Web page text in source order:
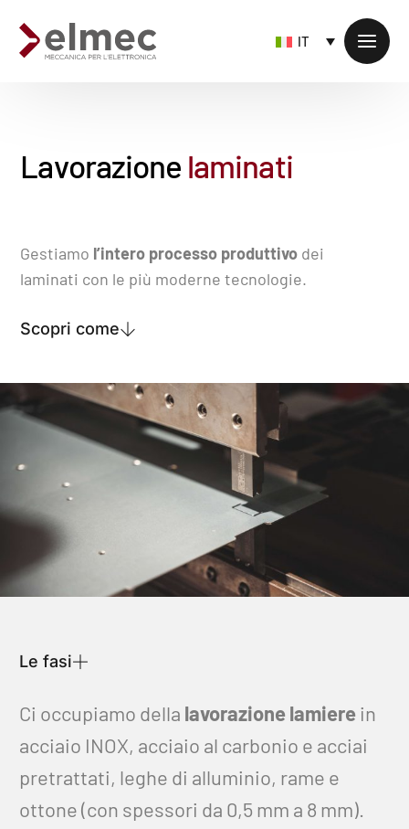
IT
Lavorazione laminati
Gestiamo l’intero processo produttivo dei
laminati con le più moderne tecnologie.
Scopri come
Le fasi
Ci occupiamo della lavorazione lamierein
acciaio INOX, acciaio al carbonio e acciai
pretrattati, leghe di alluminio, rame e
ottone (con spessori da 0,5 mm a 8 mm).
Prodotti custom
Lavorazione laminati
Lavorazione profili estrusi
Lavorazione dal pieno
Lavorazioni accessorie